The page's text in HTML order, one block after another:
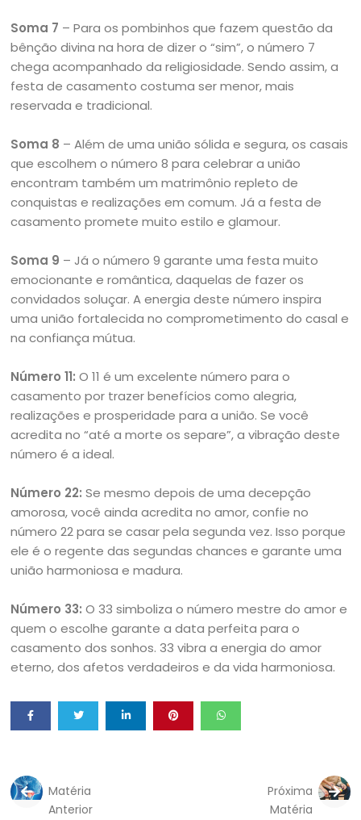
Soma 7 – Para os pombinhos que fazem questão da
bênção divina na hora de dizer o “sim”, o número 7
chega acompanhado da religiosidade. Sendo assim, a
festa de casamento costuma ser menor, mais
reservada e tradicional.
Soma 8 – Além de uma união sólida e segura, os casais
que escolhem o número 8 para celebrar a união
encontram também um matrimônio repleto de
conquistas e realizações em comum. Já a festa de
casamento promete muito estilo e glamour.
Soma 9 – Já o número 9 garante uma festa muito
emocionante e romântica, daquelas de fazer os
convidados soluçar. A energia deste número inspira
uma união fortalecida no comprometimento do casal e
na confiança mútua.
Número 11: O 11 é um excelente número para o
casamento por trazer benefícios como alegria,
realizações e prosperidade para a união. Se você
acredita no “até a morte os separe”, a vibração deste
número é a ideal.
Número 22: Se mesmo depois de uma decepção
amorosa, você ainda acredita no amor, confie no
número 22 para se casar pela segunda vez. Isso porque
ele é o regente das segundas chances e garante uma
união harmoniosa e madura.
Número 33:O 33 simboliza o número mestre do amor e
quem o escolhe garante a data perfeita para o
casamento dos sonhos. 33 vibra a energia do amor
eterno, dos afetos verdadeiros e da vida harmoniosa.
Matéria
Anterior
Próxima
Matéria